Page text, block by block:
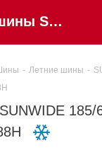
Летние шины SUNWIDE 185/60 R15 RS-zero 88H купить в интернет-магазине «Шинторг» в Калининграде
- Летние шины -
185/